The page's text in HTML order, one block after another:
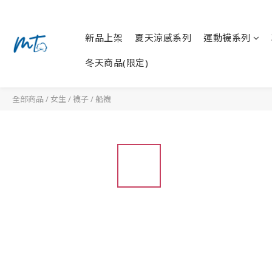
新品上架 夏天涼感系列 運動襪系列
冬天商品(限定)
全部商品 / 女生 /襪子/船襪